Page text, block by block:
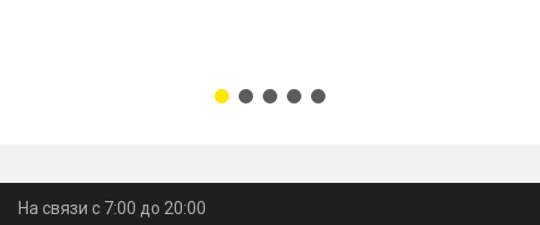
На связи с 7:00 до 20:00